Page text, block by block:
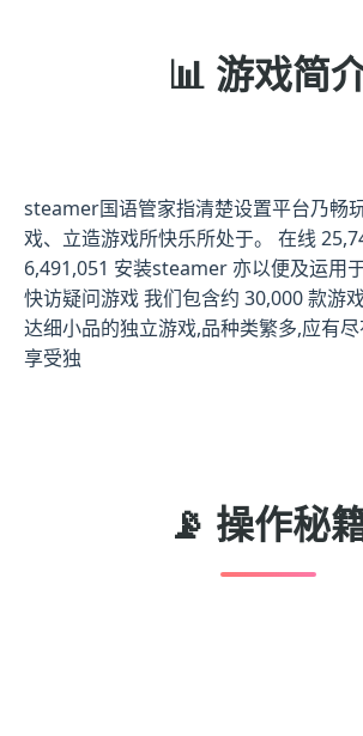
📊 游戏简
steamer国语管家指清楚设置平台乃畅
戏、立造游戏所快乐所处于。 在线
6,491,051 安装steamer 亦以便及运用
快访疑问游戏 我们包含约 30,000 款游
达细小品的独立游戏,品种类繁多,应有
享受独
📡 操作秘